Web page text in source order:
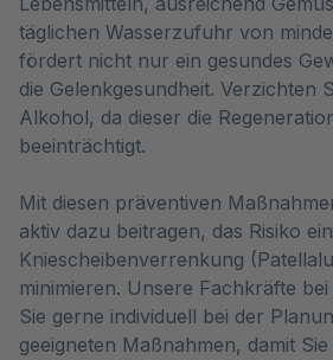
täglichen Wasserzufuhr von
fördert nicht nur ein gesundes
die Gelenkgesundheit. Verzichten
Alkohol, da dieser die
beeinträchtigt.
Mit diesen präventiven
aktiv dazu beitragen, das Risiko
Kniescheibenverrenkung
minimieren. Unsere Fachkräfte
Sie gerne individuell bei der
geeigneten Maßnahmen, damit